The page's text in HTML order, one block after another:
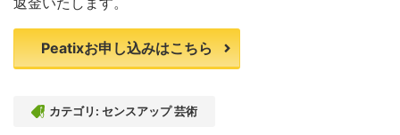
Peatixお申し込みはこちら
カテゴリ: センスアップ 芸術